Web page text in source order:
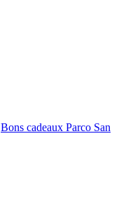
Bons cadeaux Parco San